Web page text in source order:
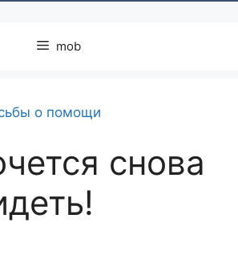
mob
о помощи
снова